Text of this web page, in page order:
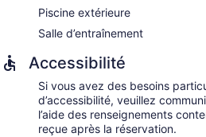
Piscine extérieure
Salle d’entraînement
Accessibilité
Si vous avez des besoins
d’accessibilité, veuillez
l’aide des renseignements
reçue après la réservation.